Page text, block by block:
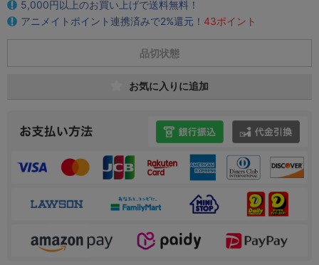
5,000円以上のお買い上げで送料無料！
アニメイトポイント連携済みで2%還元！ 43ポイント
品切状態
お気に入りに追加